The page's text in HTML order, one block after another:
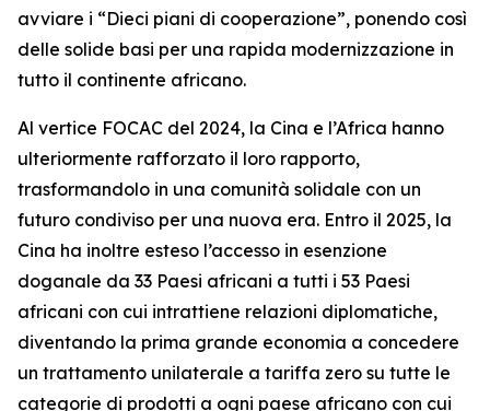
avviare i “Dieci piani di cooperazione”, ponendo così
delle solide basi per una rapida modernizzazione in
tutto il continente africano.
Al vertice FOCAC del 2024, la Cina e l’Africa hanno
ulteriormente rafforzato il loro rapporto,
trasformandolo in una comunità solidale con un
futuro condiviso per una nuova era. Entro il 2025, la
Cina ha inoltre esteso l’accesso in esenzione
doganale da 33 Paesi africani a tutti i 53 Paesi
africani con cui intrattiene relazioni diplomatiche,
diventando la prima grande economia a concedere
un trattamento unilaterale a tariffa zero su tutte le
categorie di prodotti a ogni paese africano con cui